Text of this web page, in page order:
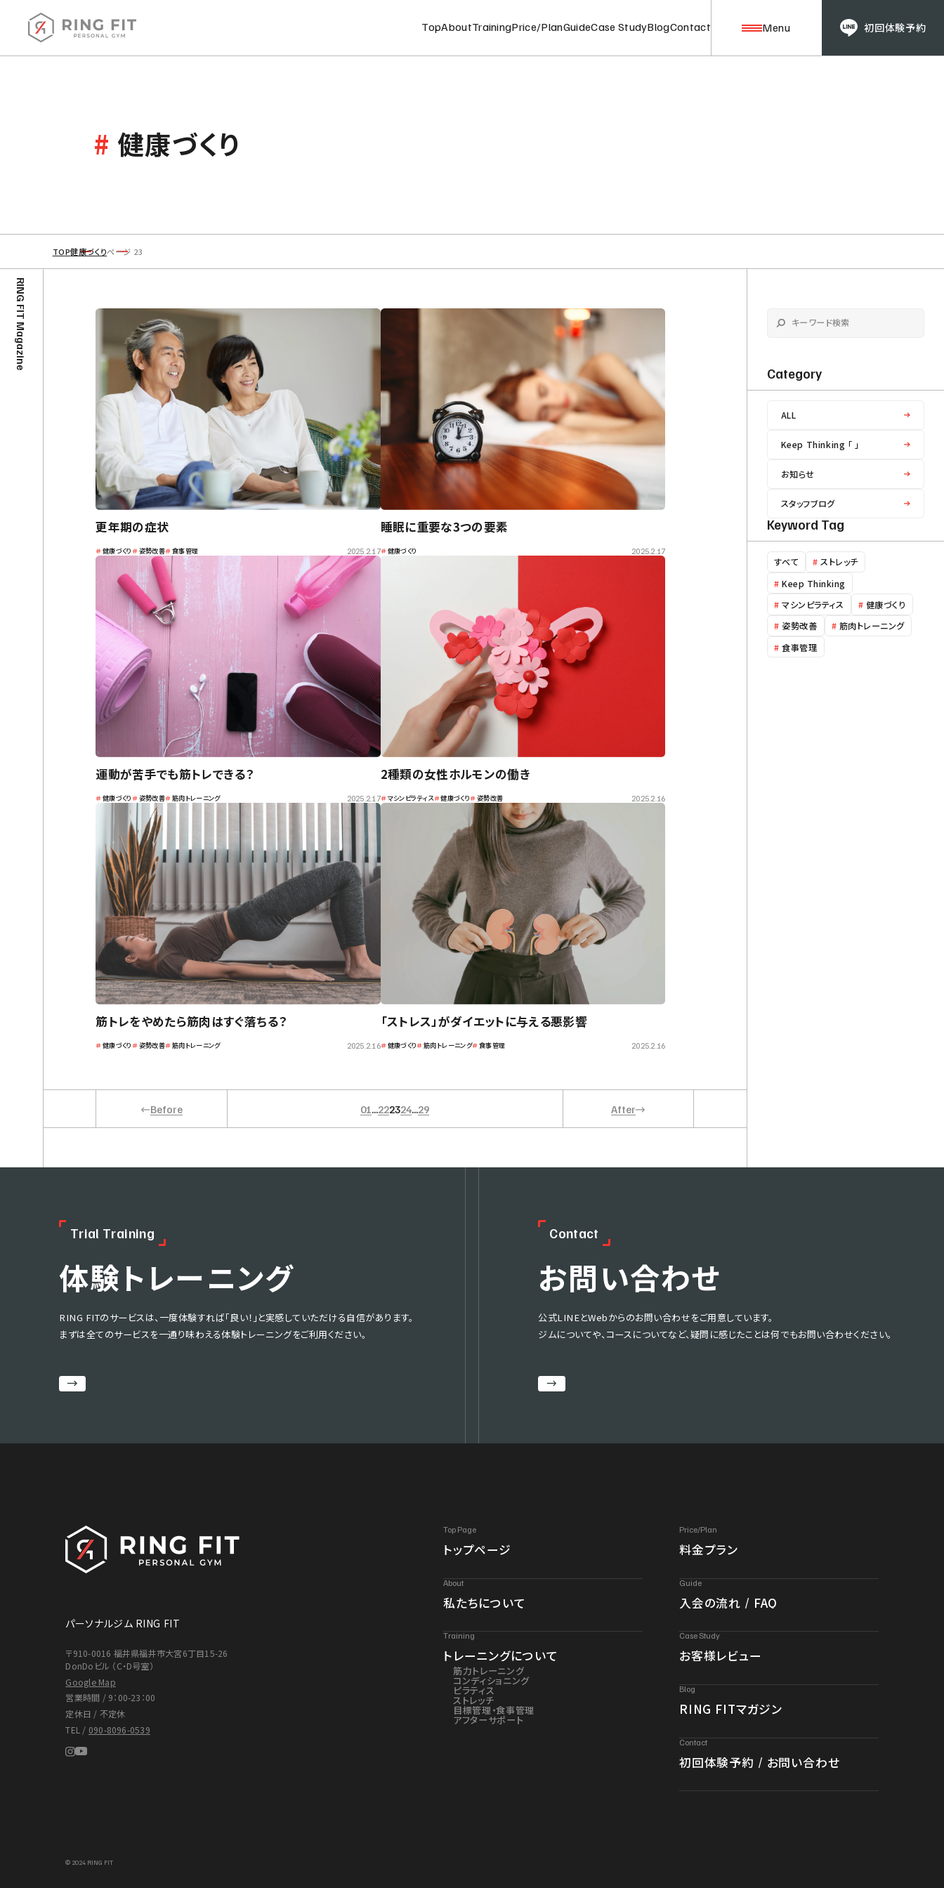
TopAboutTrainingPrice/PlanGuideCase StudyBlogContact Menu 初回体験予約
〒910-0016 福井県福井市大宮6丁目15-26
DonDoビル （C・D号室）
定休日 / 不定休
090-8096-0539
© 2024 RING FIT
Training
筋力トレーニング
目標管理・食事管理
アフターサポート
Case Study
# 健康づくり
TOP健康づくりページ 23
RING FIT Magazine
2025.2.17
更年期の症状
＃健康づくり ＃姿勢改善＃食事管理 2025.2.17
睡眠に重要な3つの要素
＃ 健康づくり
2025.2.17
運動が苦手でも筋トレできる？
＃健康づくり ＃姿勢改善＃筋肉トレーニング 2025.2.16
2種類の女性ホルモンの働き
＃ マシンピラティス＃健康づくり＃姿勢改善
2025.2.16
筋トレをやめたら筋肉はすぐ落ちる？
＃健康づくり ＃姿勢改善＃筋肉トレーニング 2025.2.16
「ストレス」がダイエットに与える悪影響
＃ 健康づくり＃筋肉トレーニング＃食事管理
Before 01...222324...29 After
Category
ALL
Keep Thinking 「 」
お知らせ
スタッフブログ
Keyword Tag
すべて # ストレッチ
# Keep Thinking
# マシンピラティス # 健康づくり
# 姿勢改善 # 筋肉トレーニング
# 食事管理
Trial Training
体験トレーニング
RING FITのサービスは、一度体験すれば「良い！」と実感していただける自信があります。
まずは全てのサービスを一通り味わえる体験トレーニングをご利用ください。
Contact
お問い合わせ
公式LINEとWebからのお問い合わせをご用意しています。
ジムについてや、コースについてなど、疑問に感じたことは何でもお問い合わせください。
パーソナルジム RING FIT
〒910-0016 福井県福井市大宮6丁目15-26
DonDoビル （C・D号室）
Google Map
営業時間 / 9：00-23：00
定休日 / 不定休
TEL / 090-8096-0539
© 2024 RING FIT
Top Page
トップページ
About
私たちについて
Training
トレーニングについて
筋力トレーニング
コンディショニング
ピラティス
ストレッチ
目標管理・食事管理
アフターサポート
Price/Plan
料金プラン
Guide
入会の流れ / FAQ
Case Study
お客様レビュー
Blog
RING FITマガジン
Contact
初回体験予約 / お問い合わせ